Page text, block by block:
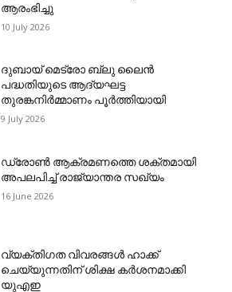
ആരംഭിച്ചു
10 July 2026
ദുബായ് മെട്രോ ബ്ലു ലൈന്‍
പദ്ധതിയുടെ ആദ്യഘട്ട
തുരങ്കനിര്‍മ്മാണം പൂര്‍ത്തിയായി
9 July 2026
ഡ്രോണ്‍ ആക്രമണത്തെ ശക്തമായി
അപലപിച്ച് രാജ്യാന്തര സഖ്യം
16 June 2026
വ്യക്തിഗത വിവരങ്ങള്‍ ഹാക്ക്
ചെയ്യുന്നതിന് ശിക്ഷ കര്‍ശനമാക്കി
യുഎഇ